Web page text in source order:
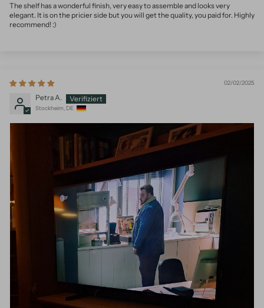
The shelf has a wonderful finish, very easy to assemble and looks very
elegant. It is on the pricier side but you will get the quality, you paid for. Highly
recommend! :)
02/02/2025
Petra A.
Stockheim, DE